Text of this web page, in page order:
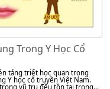
Trong Y Học Cổ
tảng triết học quan trọng
Y học cổ truyền Việt Nam.
vũ trụ đều tồn tại trong...